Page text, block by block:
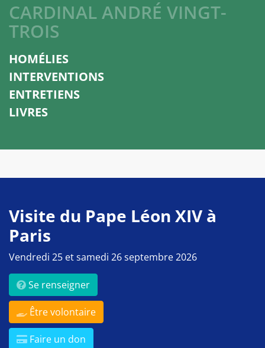
CARDINAL ANDRÉ VINGT-
TROIS
HOMÉLIES
INTERVENTIONS
ENTRETIENS
LIVRES
Visite du Pape Léon XIV à
Paris
Vendredi 25 et samedi 26 septembre 2026
Se renseigner
Être volontaire
Faire un don